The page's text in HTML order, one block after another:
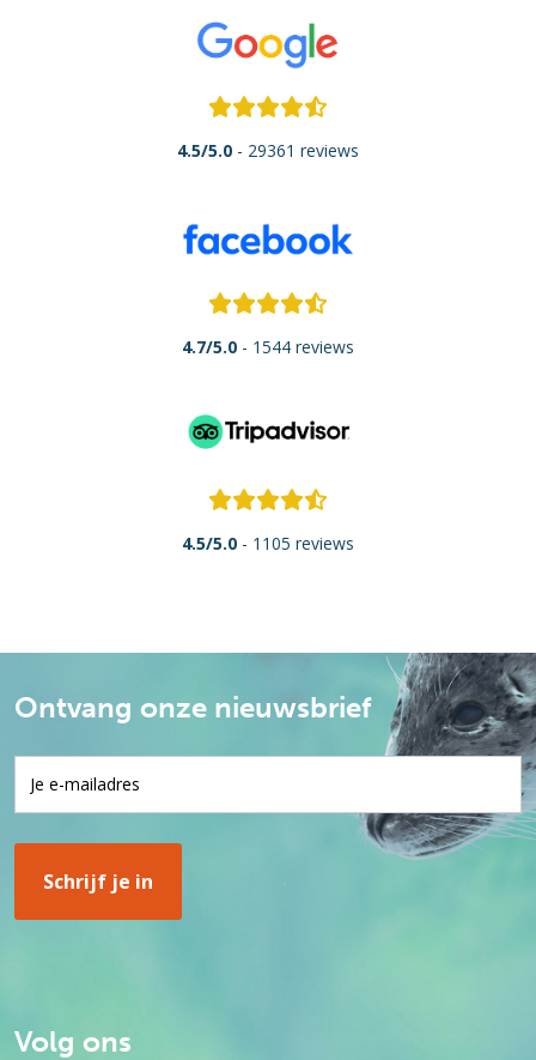
4.5/5.0 - 29361 reviews
4.7/5.0 - 1544 reviews
4.5/5.0 - 1105 reviews
Ontvang onze nieuwsbrief
Volg ons